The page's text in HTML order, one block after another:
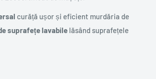
curăță ușor și eficient murdăria de
suprafețe lavabile lăsând suprafețele